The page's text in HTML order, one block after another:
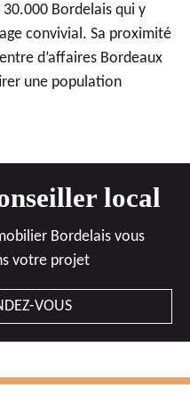
Bordelais qui y
convivial. Sa proximité
d’affaires Bordeaux
une population
local
Bordelais vous
votre projet
VOUS